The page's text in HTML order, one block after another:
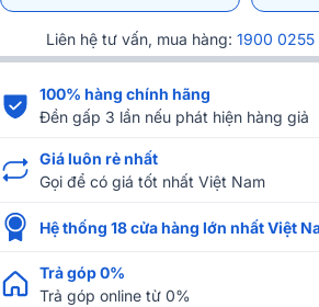
Liên hệ tư vấn, mua hàng: 1900 0255
100% hàng chính hãng
Đền gấp 3 lần nếu phát hiện hàng giả
Giá luôn rẻ nhất
Gọi để có giá tốt nhất Việt Nam
Hệ thống 18 cửa hàng lớn nhất Việt
Trả góp 0%
Trả góp online từ 0%